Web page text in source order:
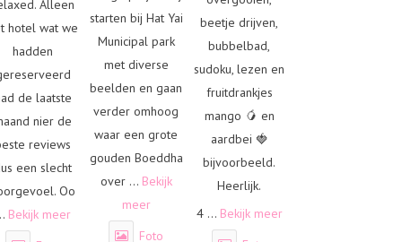
Alleen
hotel wat we
hadden
de laatste
nier de
reviews
een slecht
Oo
Bekijk meer
starten bij Hat Yai
Municipal park
met diverse
beelden en gaan
verder omhoog
waar een grote
gouden Boeddha
over ... Bekijk
meer
Foto
beetje drijven,
bubbelbad,
sudoku, lezen en
fruitdrankjes
mango 🥭 en
aardbei 🍓
bijvoorbeeld.
Heerlijk.
4 ... Bekijk meer